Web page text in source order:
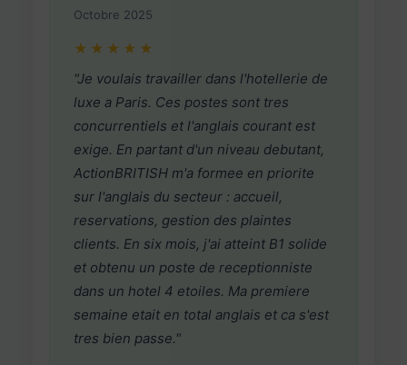
Octobre 2025
★★★★★
"Je voulais travailler dans l'hotellerie de
luxe a Paris. Ces postes sont tres
concurrentiels et l'anglais courant est
exige. En partant d'un niveau debutant,
ActionBRITISH m'a formee en priorite
sur l'anglais du secteur : accueil,
reservations, gestion des plaintes
clients. En six mois, j'ai atteint B1 solide
et obtenu un poste de receptionniste
dans un hotel 4 etoiles. Ma premiere
semaine etait en total anglais et ca s'est
tres bien passe."